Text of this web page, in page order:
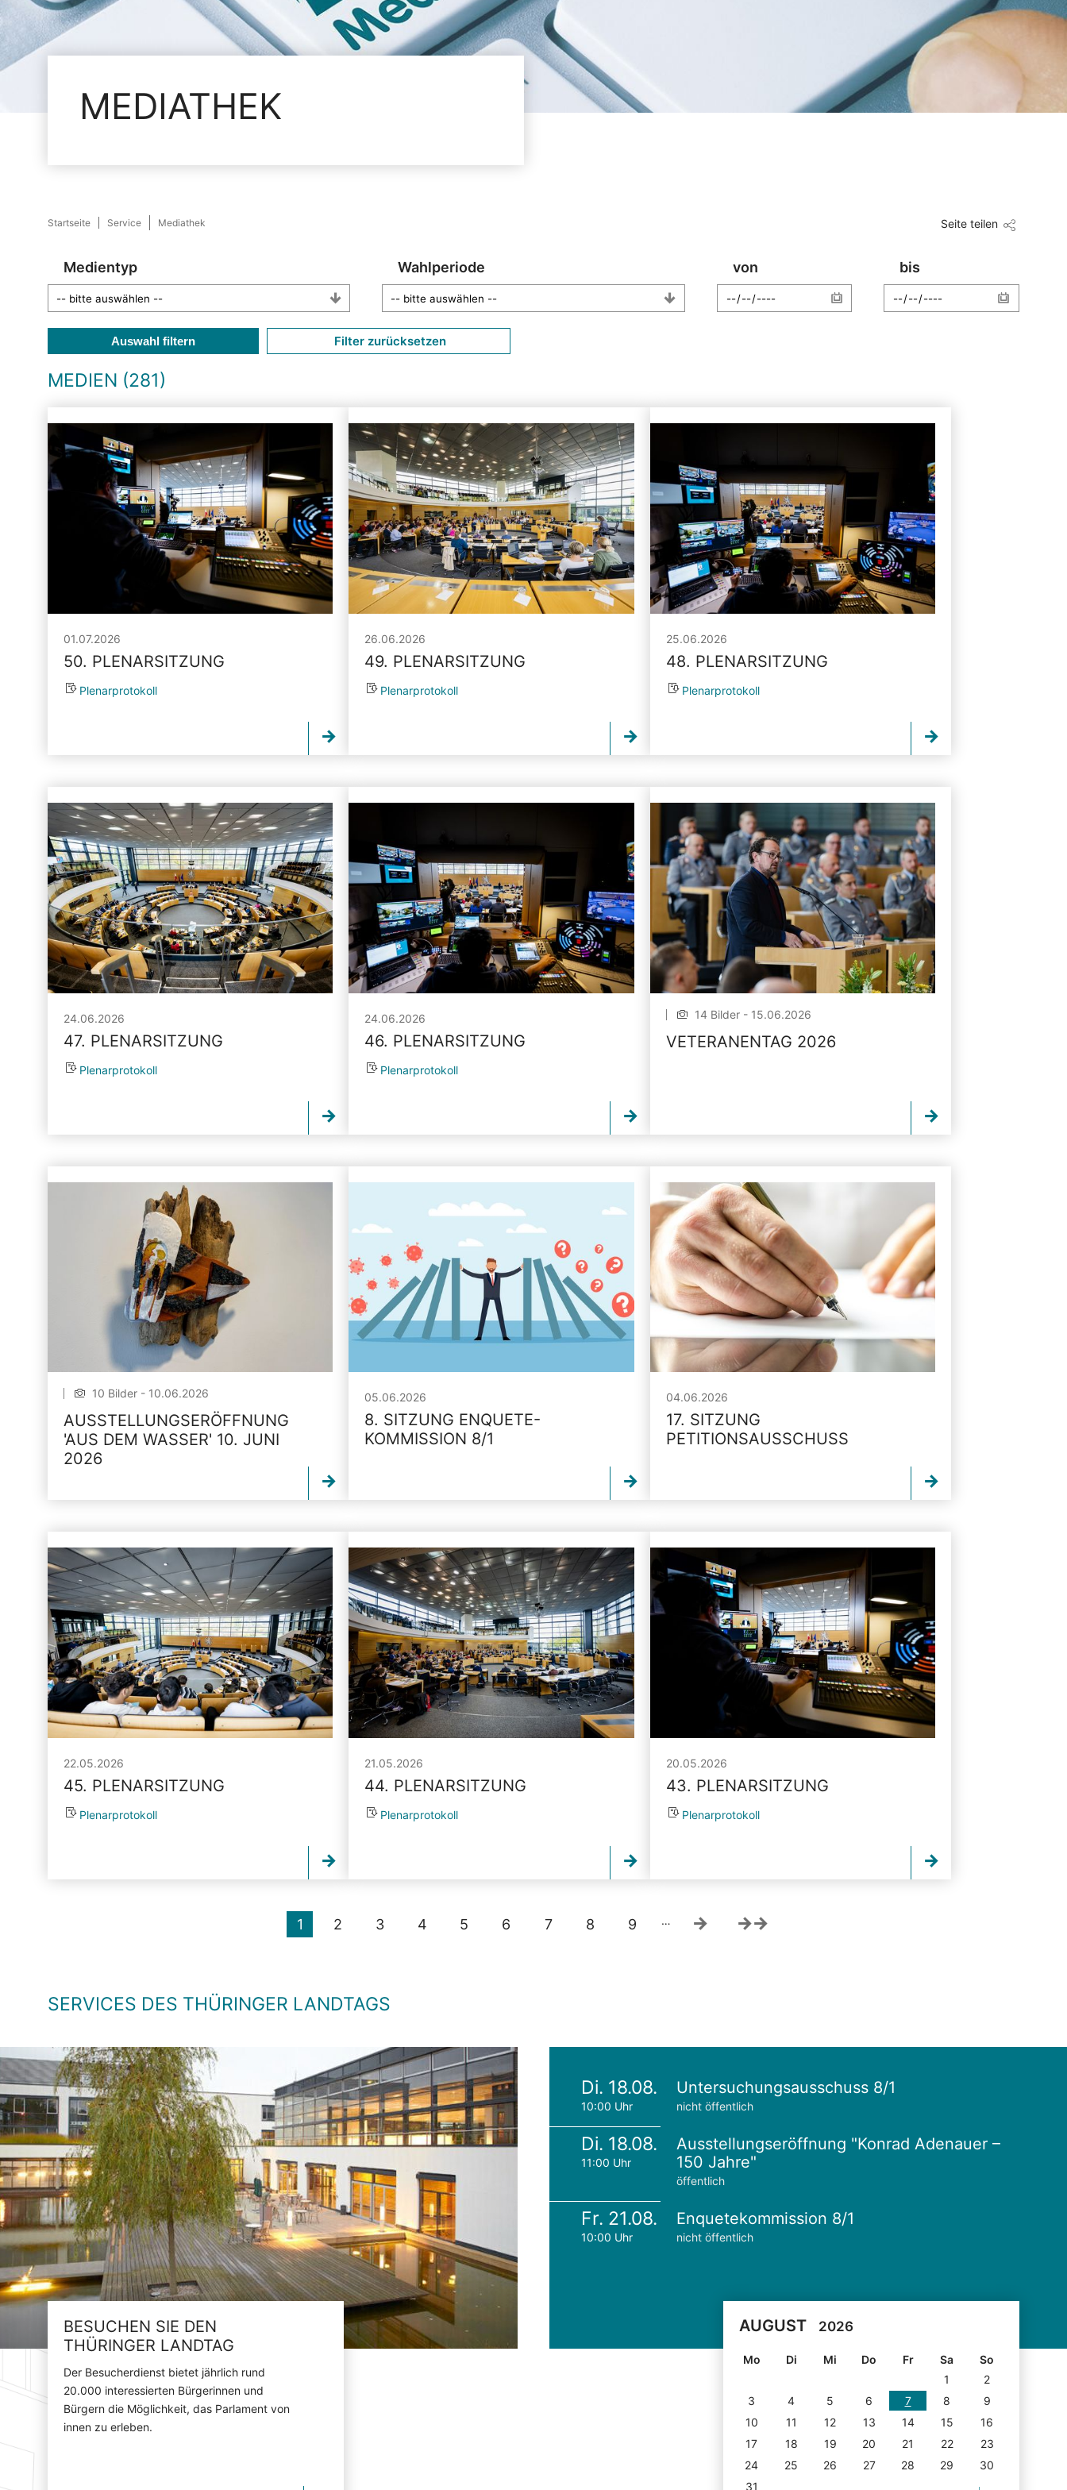
MEDIATHEK
Startseite Service Mediathek Seite teilen
Medientyp Wahlperiode von bis
Auswahl filtern Filter zurücksetzen
MEDIEN (281)
01.07.2026
50. PLENARSITZUNG
Plenarprotokoll
26.06.2026
49. PLENARSITZUNG
Plenarprotokoll
25.06.2026
48. PLENARSITZUNG
Plenarprotokoll
24.06.2026
47. PLENARSITZUNG
Plenarprotokoll
24.06.2026
46. PLENARSITZUNG
Plenarprotokoll
14 Bilder - 15.06.2026
VETERANENTAG 2026
10 Bilder - 10.06.2026
AUSSTELLUNGSERÖFFNUNG
'AUS DEM WASSER' 10. JUNI
2026
05.06.2026
8. SITZUNG ENQUETE-
KOMMISSION 8/1
04.06.2026
17. SITZUNG
PETITIONSAUSSCHUSS
22.05.2026
45. PLENARSITZUNG
Plenarprotokoll
21.05.2026
44. PLENARSITZUNG
Plenarprotokoll
20.05.2026
43. PLENARSITZUNG
Plenarprotokoll
1 2 3 4 5 6 7 8 9 …
SERVICES DES THÜRINGER LANDTAGS
BESUCHEN SIE DEN
THÜRINGER LANDTAG
Der Besucherdienst bietet jährlich rund
20.000 interessierten Bürgerinnen und
Bürgern die Möglichkeit, das Parlament von
innen zu erleben.
Di. 18.08.
10:00 Uhr
Untersuchungsausschuss 8/1
nicht öffentlich
Di. 18.08.
11:00 Uhr
Ausstellungseröffnung "Konrad Adenauer –
150 Jahre"
öffentlich
Fr. 21.08.
10:00 Uhr
Enquetekommission 8/1
nicht öffentlich
AUGUST 2026
Mo Di Mi Do Fr Sa
So
1
2
3
4 5 6 7 8
9
10
11 12 13 14 15
16
17
18 19 20 21 22
23
24
25 26 27 28 29
30
31